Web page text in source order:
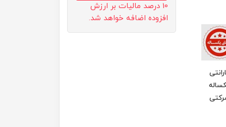
10 درصد مالیات بر ارزش
افزوده اضافه خواهد شد.